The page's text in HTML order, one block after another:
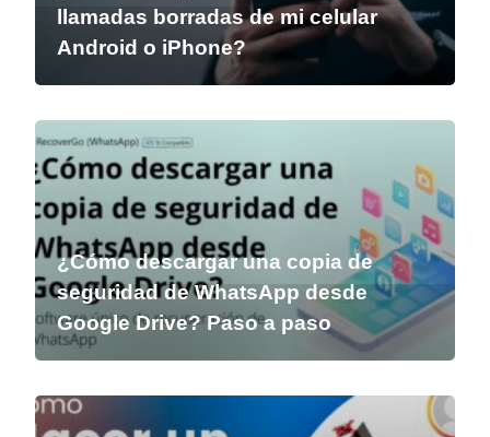
llamadas borradas de mi celular
Android o iPhone?
¿Cómo descargar una copia de
seguridad de WhatsApp desde
Google Drive? Paso a paso